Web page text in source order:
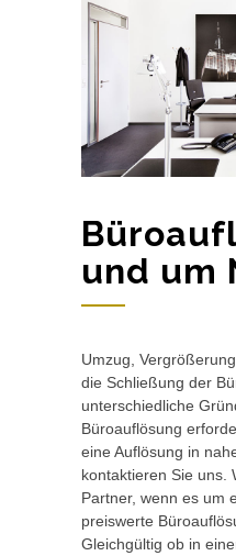
und um
Umzug,
die Schließung der
unterschiedliche
Büroauflösung
eine Auflösung in
kontaktieren Sie uns.
Partner, wenn es um
preiswerte
Gleichgültig ob in